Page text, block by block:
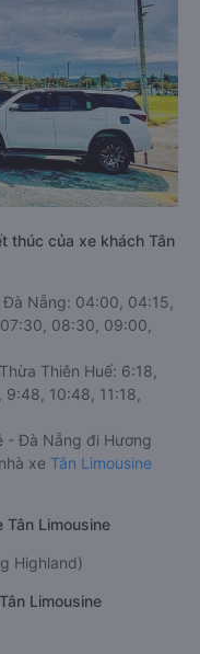
thúc của xe khách Tân
Nẵng: 04:00, 04:15,
08:30, 09:00,
Thiên Huế: 6:18,
10:48, 11:18,
- Đà Nẵng đi Hương
xe Tân Limousine
Tân Limousine
Highland)
Limousine